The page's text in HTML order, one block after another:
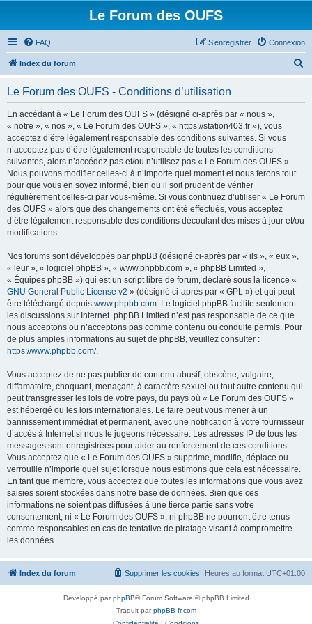
Le Forum des OUFS
FAQ Connexion
S’enregistrer
Index du forum
e
Le Forum des OUFS - Conditions d’utilisation
En accédant à « Le Forum des OUFS » (désigné ci-après par « nous »,
« notre », « nos », « Le Forum des OUFS », « https://station403.fr »), vous
acceptez d’être légalement responsable des conditions suivantes. Si vous
n’acceptez pas d’être légalement responsable de toutes les conditions
suivantes, alors n’accédez pas et/ou n’utilisez pas « Le Forum des OUFS ».
Nous pouvons modifier celles-ci à n’importe quel moment et nous ferons tout
pour que vous en soyez informé, bien qu’il soit prudent de vérifier
régulièrement celles-ci par vous-même. Si vous continuez d’utiliser « Le Forum
des OUFS » alors que des changements ont été effectués, vous acceptez
d’être légalement responsable des conditions découlant des mises à jour et/ou
modifications.
Nos forums sont développés par phpBB (désigné ci-après par « ils », « eux »,
« leur », « logiciel phpBB », « www.phpbb.com », « phpBB Limited »,
« Équipes phpBB ») qui est un script libre de forum, déclaré sous la licence «
GNU General Public License v2 » (désigné ci-après par « GPL ») et qui peut
être téléchargé depuis www.phpbb.com. Le logiciel phpBB facilite seulement
les discussions sur Internet. phpBB Limited n’est pas responsable de ce que
nous acceptons ou n’acceptons pas comme contenu ou conduite permis. Pour
de plus amples informations au sujet de phpBB, veuillez consulter :
https://www.phpbb.com/.
Vous acceptez de ne pas publier de contenu abusif, obscène, vulgaire,
diffamatoire, choquant, menaçant, à caractère sexuel ou tout autre contenu qui
peut transgresser les lois de votre pays, du pays où « Le Forum des OUFS »
est hébergé ou les lois internationales. Le faire peut vous mener à un
bannissement immédiat et permanent, avec une notification à votre fournisseur
d’accès à Internet si nous le jugeons nécessaire. Les adresses IP de tous les
messages sont enregistrées pour aider au renforcement de ces conditions.
Vous acceptez que « Le Forum des OUFS » supprime, modifie, déplace ou
verrouille n’importe quel sujet lorsque nous estimons que cela est nécessaire.
En tant que membre, vous acceptez que toutes les informations que vous avez
saisies soient stockées dans notre base de données. Bien que ces
informations ne soient pas diffusées à une tierce partie sans votre
consentement, ni « Le Forum des OUFS », ni phpBB ne pourront être tenus
comme responsables en cas de tentative de piratage visant à compromettre
les données.
Index du forum Heures au format UTC+01:00
Supprimer les cookies
Développé parphpBB® Forum Software © phpBB Limited
Traduit parphpBB-fr.com